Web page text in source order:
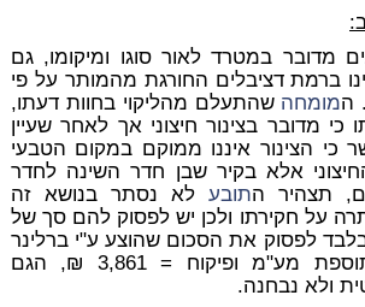
ים מדובר במטרד לאור סוגו ומיקומו, גם
ברמת דציבלים החורגת מהמותר על פי
המומחה שהתעלם מהליקוי בחוות דעתו,
כי מדובר בצינור חיצוני אך לאחר שעיין
כי הצינור איננו ממוקם במקום הטבעי
אלא בקיר שבן חדר השינה לחדר
תצהיר התובע לא נסתר בנושא זה
על חקירתו ולכן יש לפסוק להם סך של
בלבד לפסוק את הסכום שהוצע ע"י ברלינר
בסך 3,000 ₪ בתוספת מע"מ ופיקוח = 3,861 ₪, הגם
ולא נבחנה.